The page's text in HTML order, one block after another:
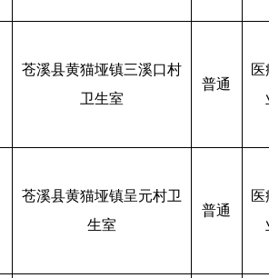
苍溪县黄猫垭镇三溪口村
卫生室
普通
苍溪县黄猫垭镇呈元村卫
生室
普通